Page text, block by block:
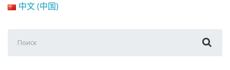
中文 (中国)
для: